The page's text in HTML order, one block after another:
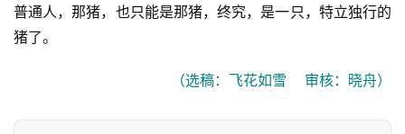
感
普通人，那猪，也只能是那猪，终究，是一只，特立独行的
猪了。
（选稿：飞花如雪    审核：晓舟）